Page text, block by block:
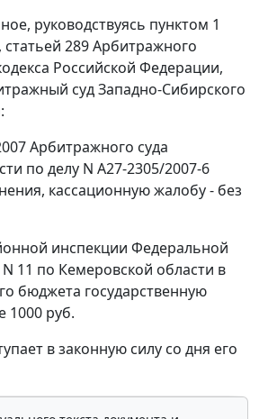
руководствуясь пунктом 1
, статьей 289Арбитражного
Российской Федерации,
суд Западно-Сибирского
Арбитражного суда
по делу N А27-2305/2007-6
кассационную жалобу - без
инспекции Федеральной
11 по Кемеровской области в
бюджета государственную
1000 руб.
в законную силу со дня его